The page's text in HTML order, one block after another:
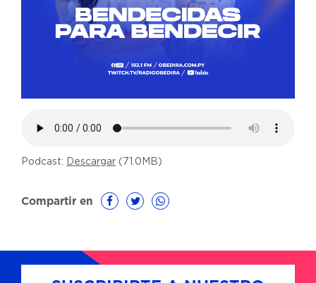
Podcast: Descargar (71.0MB)
Compartir en